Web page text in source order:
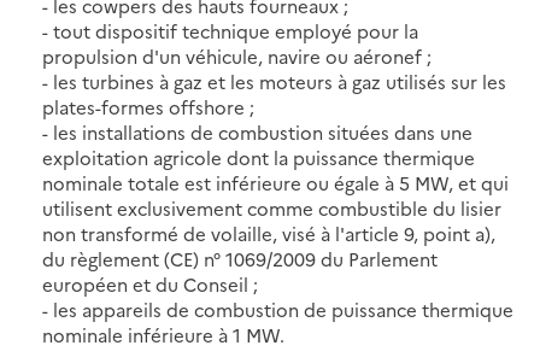
- tout dispositif technique employé pour la
propulsion d'un véhicule, navire ou aéronef ;
- les turbines à gaz et les moteurs à gaz utilisés sur les
plates-formes offshore ;
- les installations de combustion situées dans une
exploitation agricole dont la puissance thermique
nominale totale est inférieure ou égale à 5 MW, et qui
utilisent exclusivement comme combustible du lisier
non transformé de volaille, visé à l'article 9, point a),
du règlement (CE) n° 1069/2009 du Parlement
européen et du Conseil ;
- les appareils de combustion de puissance thermique
nominale inférieure à 1 MW.